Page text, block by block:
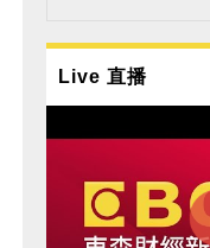
Live 直播